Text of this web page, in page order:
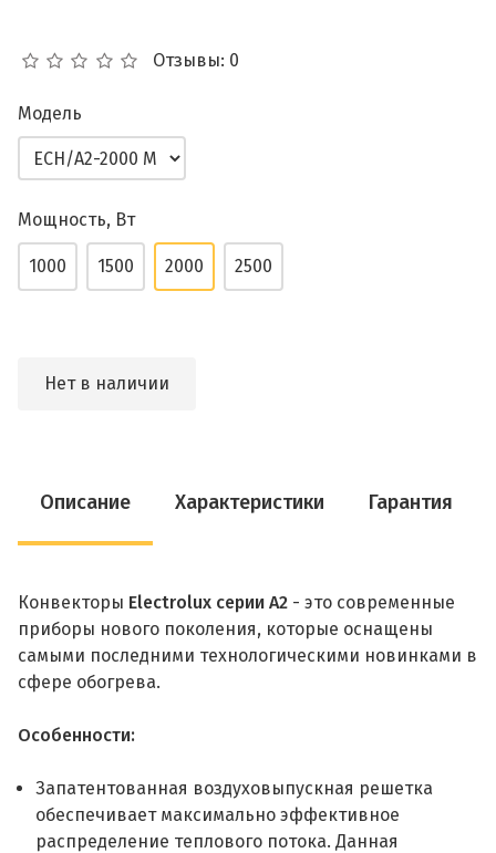
Отзывы: 0
Модель
Мощность, Вт
1000 1500 2000 2500
Нет в наличии
Описание Характеристики Гарантия
Конвекторы Electrolux серии А2 - это современные
приборы нового поколения, которые оснащены
самыми последними технологическими новинками в
сфере обогрева.
Особенности:
Запатентованная воздуховыпускная решетка
обеспечивает максимально эффективное
распределение теплового потока. Данная